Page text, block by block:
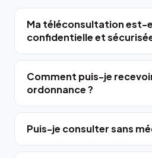
Ma téléconsultation est-
confidentielle et
Comment puis-je
ordonnance ?
Puis-je consulter sans